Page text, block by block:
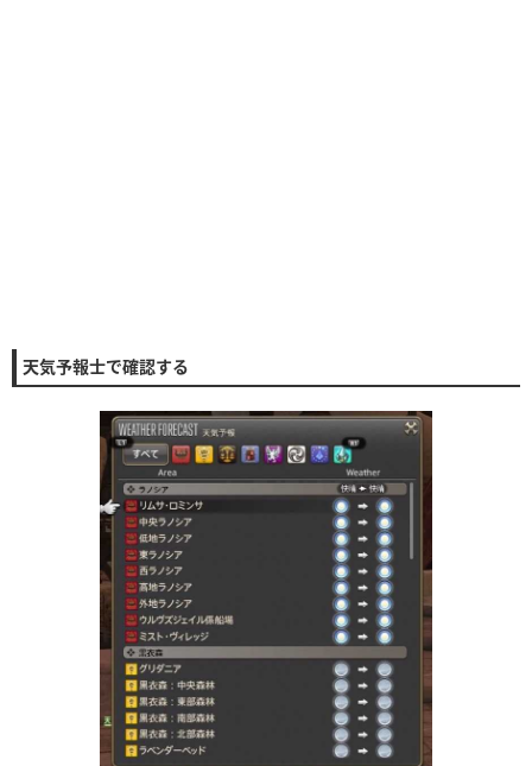
天気予報士で確認する